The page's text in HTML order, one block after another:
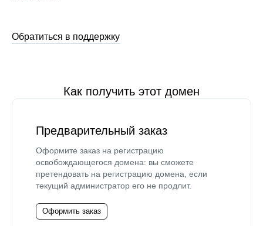
Обратиться в поддержку
Как получить этот домен
Предварительный заказ
Оформите заказ на регистрацию
освобождающегося домена: вы сможете
претендовать на регистрацию домена, если
текущий администратор его не продлит.
Оформить заказ